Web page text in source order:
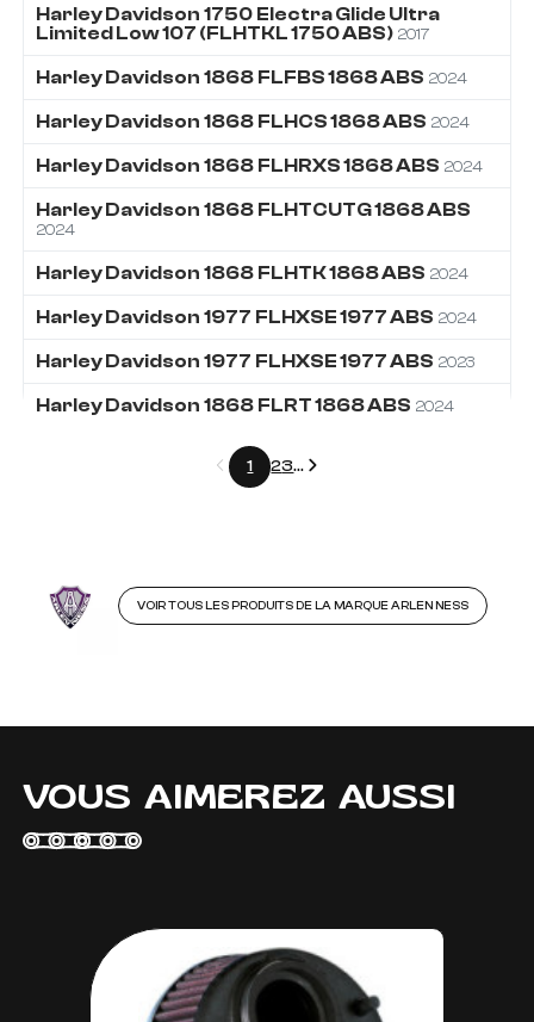
Harley Davidson 1750 Electra Glide Ultra
Limited Low 107 (FLHTKL 1750 ABS) 2017
Harley Davidson 1868 FLFBS 1868 ABS 2024
Harley Davidson 1868 FLHCS 1868 ABS 2024
Harley Davidson 1868 FLHRXS 1868 ABS 2024
Harley Davidson 1868 FLHTCUTG 1868 ABS
2024
Harley Davidson 1868 FLHTK 1868 ABS 2024
Harley Davidson 1977 FLHXSE 1977 ABS 2024
Harley Davidson 1977 FLHXSE 1977 ABS 2023
Harley Davidson 1868 FLRT 1868 ABS 2024
Précédent
1 23... Suivant
VOIR TOUS LES PRODUITS DE LA MARQUE ARLEN NESS
VOUS AIMEREZ AUSSI